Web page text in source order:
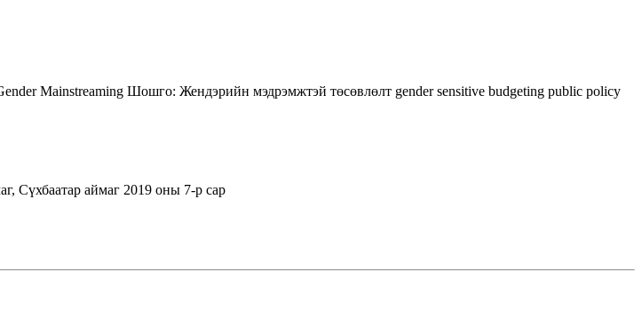
Mainstreaming Шошго: Жендэрийн мэдрэмжтэй төсөвлөлт gender sensitive budgeting public policy
Сүхбаатар аймаг 2019 оны 7-р сар